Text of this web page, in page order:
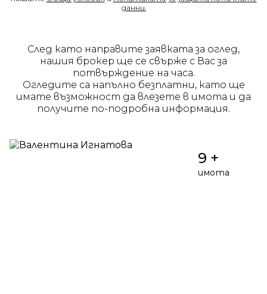
данни.
След като направите заявката за оглед,
нашия брокер ще се свърже с Вас за
потвърждение на часа.
Огледите са напълно безплатни, като ще
имате възможност да влезете в имота и да
получите по-подробна информация.
9 +
имота